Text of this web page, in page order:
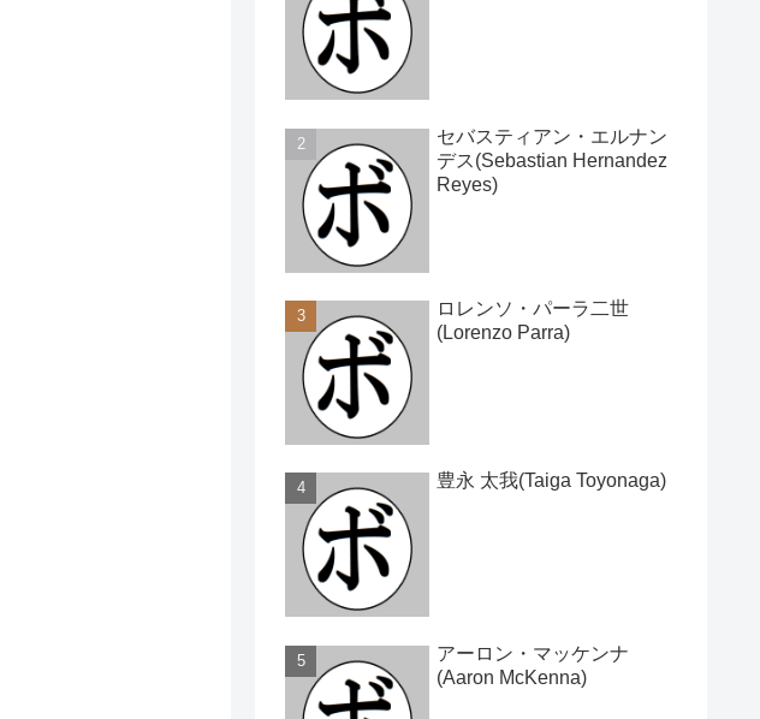
セバスティアン・エルナン
デス(Sebastian Hernandez
Reyes)
ロレンソ・パーラ二世
(Lorenzo Parra)
豊永 太我(Taiga Toyonaga)
アーロン・マッケンナ
(Aaron McKenna)